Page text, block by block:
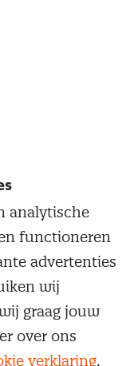
algemene
analytische
functioneren
advertenties
wij
graag jouw
over ons
verklaring.